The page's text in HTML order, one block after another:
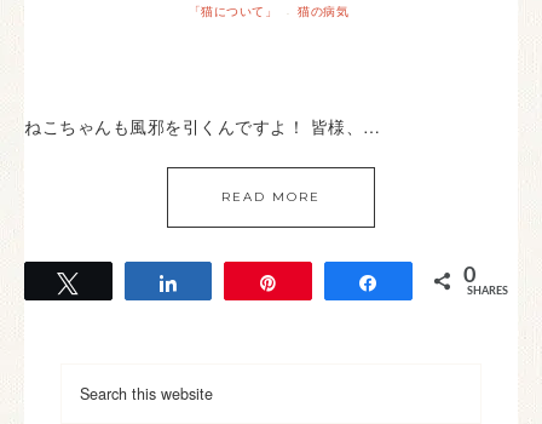
「猫について」 · 猫の病気
ねこちゃんも風邪を引くんですよ！ 皆様、…
READ MORE
Share 0
SHARES